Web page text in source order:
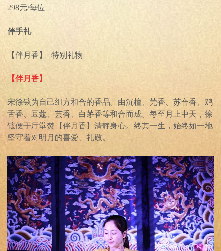
298元/每位
伴手礼
【伴月香】+特别礼物
【伴月香】
宋徐铉为自己组方和合的香品。由沉檀、莞香、苏合香、鸡
舌香、豆蔻、芸香、白茅香等和合而成。每至月上中天，徐
铉便于厅堂焚【伴月香】清静身心。终其一生，始终如一地
坚守着对明月的喜爱、礼敬。